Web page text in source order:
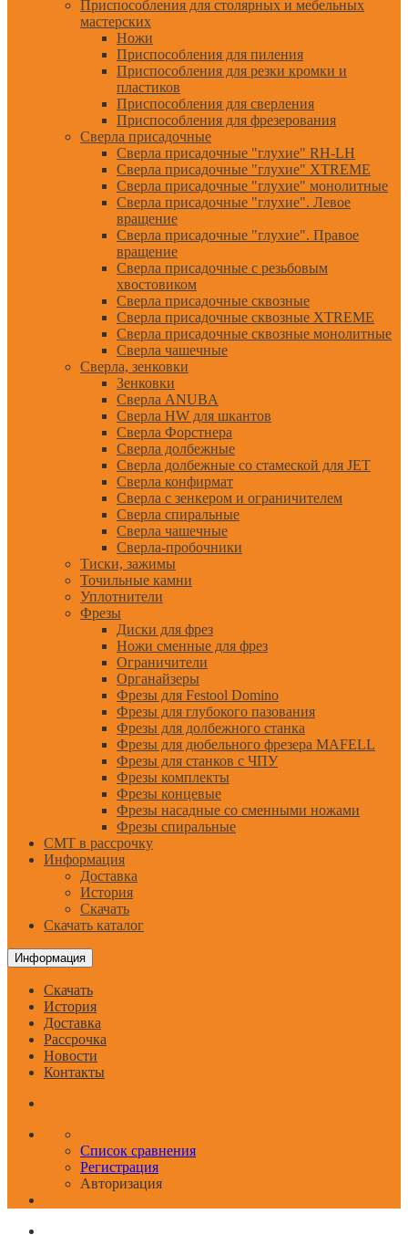
Приспособления для столярных и мебельных
мастерских
Ножи
Приспособления для пиления
Приспособления для резки кромки и
пластиков
Приспособления для сверления
Приспособления для фрезерования
Сверла присадочные
Сверла присадочные "глухие" RH-LH
Сверла присадочные "глухие" XTREME
Сверла присадочные "глухие" монолитные
Сверла присадочные "глухие". Левое
вращение
Сверла присадочные "глухие". Правое
вращение
Сверла присадочные с резьбовым
хвостовиком
Сверла присадочные сквозные
Сверла присадочные сквозные XTREME
Сверла присадочные сквозные монолитные
Сверла чашечные
Сверла, зенковки
Зенковки
Сверла ANUBA
Сверла HW для шкантов
Сверла Форстнера
Сверла долбежные
Сверла долбежные со стамеской для JET
Сверла конфирмат
Сверла с зенкером и ограничителем
Сверла спиральные
Сверла чашечные
Сверла-пробочники
Тиски, зажимы
Точильные камни
Уплотнители
Фрезы
Диски для фрез
Ножи сменные для фрез
Ограничители
Органайзеры
Фрезы для Festool Domino
Фрезы для глубокого пазования
Фрезы для долбежного станка
Фрезы для дюбельного фрезера MAFELL
Фрезы для станков с ЧПУ
Фрезы комплекты
Фрезы концевые
Фрезы насадные со сменными ножами
Фрезы спиральные
CMT в рассрочку
Информация
Доставка
История
Скачать
Скачать каталог
Информация
Скачать
История
Доставка
Рассрочка
Новости
Контакты
Список сравнения
Регистрация
Авторизация